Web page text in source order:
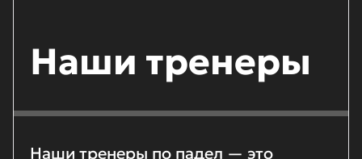
Наши тренеры
Наши тренеры по падел — это